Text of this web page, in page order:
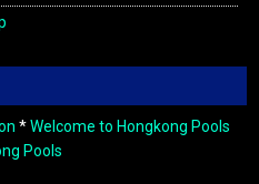
*Welcome to Hongkong Pools
Pools